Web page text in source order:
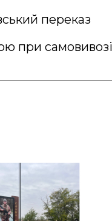
переказ
при самовивозі